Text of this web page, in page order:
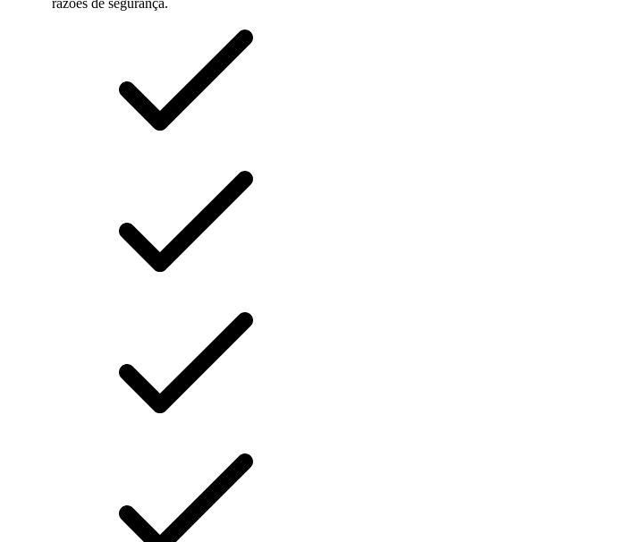
razões de segurança.